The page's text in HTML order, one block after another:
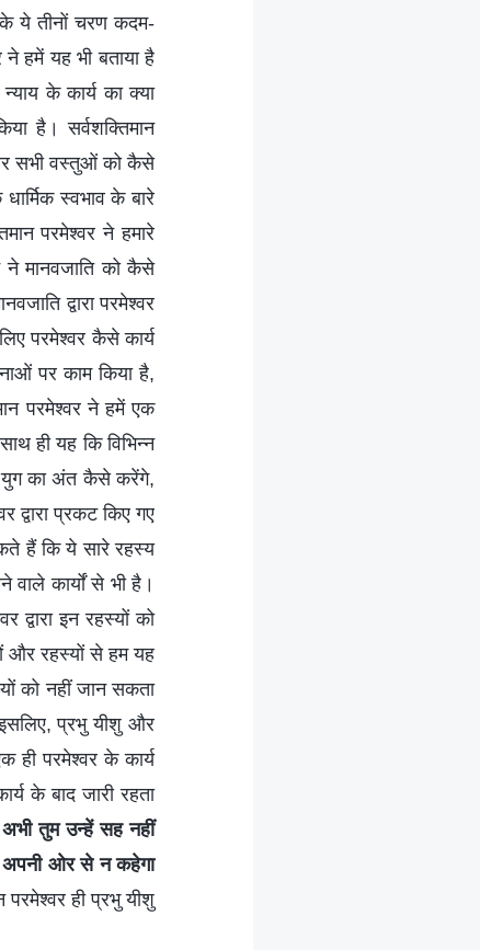
के ये तीनों चरण कदम-
हमें यह भी बताया है
के कार्य का क्या
है। सर्वशक्तिमान
सभी वस्तुओं को कैसे
स्वभाव के बारे
परमेश्वर ने हमारे
मानवजाति को कैसे
द्वारा परमेश्वर
परमेश्वर कैसे कार्य
पर काम किया है,
परमेश्वर ने हमें एक
ही यह कि विभिन्न
युग का अंत कैसे करेंगे,
द्वारा प्रकट किए गए
हैं कि ये सारे रहस्य
वाले कार्यों से भी है।
इन रहस्यों को
और रहस्यों से हम यह
को नहीं जान सकता
प्रभु यीशु और
ही परमेश्वर के कार्य
के बाद जारी रहता
तुम उन्हें सह नहीं
अपनी ओर से न कहेगा
परमेश्वर ही प्रभु यीशु